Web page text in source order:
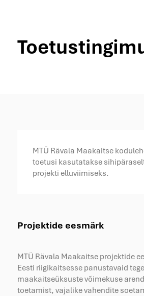
MTÜ Rävala Maakaitse
toetusi kasutatakse
projekti elluviimiseks.
Projektide eesmärk
MTÜ Rävala Maakaitse projektide
Eesti riigikaitsesse panustavaid
maakaitseüksuste võimekuse
toetamist, vajalike vahendite